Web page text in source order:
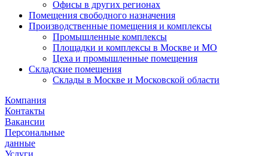
Офисы в других регионах
Помещения свободного назначения
Производственные помещения и комплексы
Промышленные комплексы
Площадки и комплексы в Москве и МО
Цеха и промышленные помещения
Складские помещения
Склады в Москве и Московской области
Компания
Контакты
Вакансии
Персональные
данные